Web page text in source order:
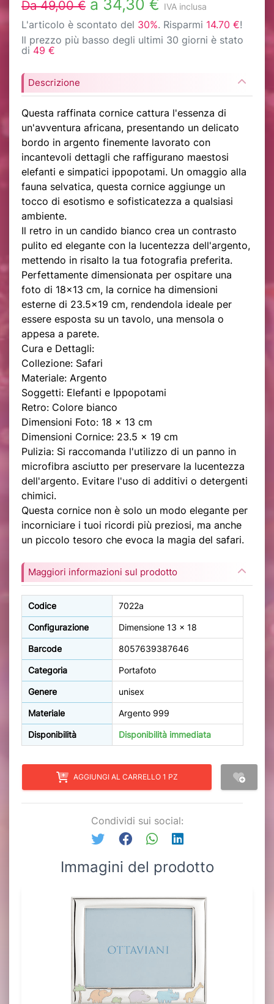
Da 49,00 € a 34,30 € IVA inclusa
L'articolo è scontato del 30%. Risparmi 14.70 €!
Il prezzo più basso degli ultimi 30 giorni è stato
di 49 €
Descrizione
Questa raffinata cornice cattura l'essenza di
un'avventura africana, presentando un delicato
bordo in argento finemente lavorato con
incantevoli dettagli che raffigurano maestosi
elefanti e simpatici ippopotami. Un omaggio alla
fauna selvatica, questa cornice aggiunge un
tocco di esotismo e sofisticatezza a qualsiasi
ambiente.
Il retro in un candido bianco crea un contrasto
pulito ed elegante con la lucentezza dell'argento,
mettendo in risalto la tua fotografia preferita.
Perfettamente dimensionata per ospitare una
foto di 18x13 cm, la cornice ha dimensioni
esterne di 23.5x19 cm, rendendola ideale per
essere esposta su un tavolo, una mensola o
appesa a parete.
Cura e Dettagli:
Collezione: Safari
Materiale: Argento
Soggetti: Elefanti e Ippopotami
Retro: Colore bianco
Dimensioni Foto: 18 x 13 cm
Dimensioni Cornice: 23.5 x 19 cm
Pulizia: Si raccomanda l'utilizzo di un panno in
microfibra asciutto per preservare la lucentezza
dell'argento. Evitare l'uso di additivi o detergenti
chimici.
Questa cornice non è solo un modo elegante per
incorniciare i tuoi ricordi più preziosi, ma anche
un piccolo tesoro che evoca la magia del safari.
Maggiori informazioni sul prodotto
Codice 7022a
Configurazione Dimensione 13 x 18
Barcode 8057639387646
Categoria Portafoto
Genere unisex
Materiale Argento 999
Disponibilità Disponibilità immediata
AGGIUNGI AL CARRELLO 1 PZ
Condividi sui social:
Immagini del prodotto